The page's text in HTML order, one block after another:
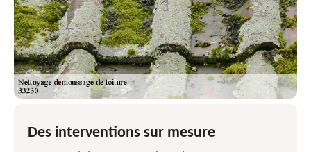
Des interventions sur mesure